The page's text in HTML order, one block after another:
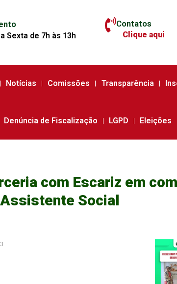
Sexta de 7h às 13h
Contatos
Clique aqui
Notícias Comissões Transparência
Denúncia de Fiscalização LGPD Eleições
com Escariz em
Assistente Social